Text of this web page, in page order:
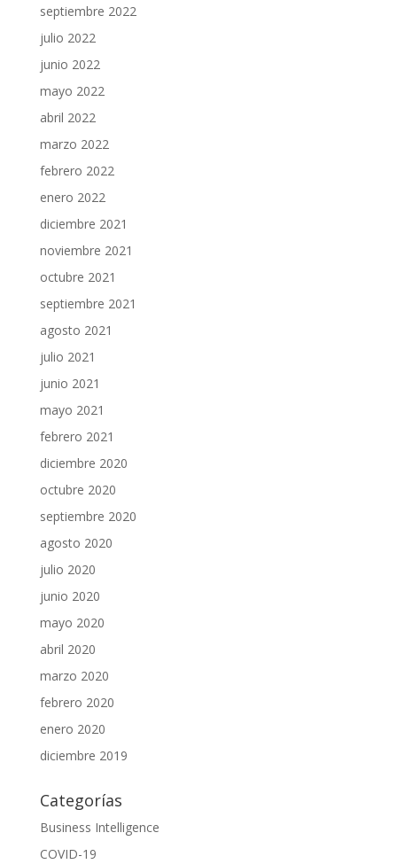
septiembre 2022
julio 2022
junio 2022
mayo 2022
abril 2022
marzo 2022
febrero 2022
enero 2022
diciembre 2021
noviembre 2021
octubre 2021
septiembre 2021
agosto 2021
julio 2021
junio 2021
mayo 2021
febrero 2021
diciembre 2020
octubre 2020
septiembre 2020
agosto 2020
julio 2020
junio 2020
mayo 2020
abril 2020
marzo 2020
febrero 2020
enero 2020
diciembre 2019
Categorías
Business Intelligence
COVID-19